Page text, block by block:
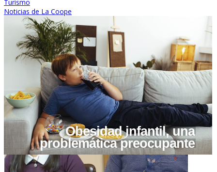
Turismo
Noticias de La Coope
Obesidad infantil, una
problemática preocupante
1
2
3
4
5
6
Prev Next